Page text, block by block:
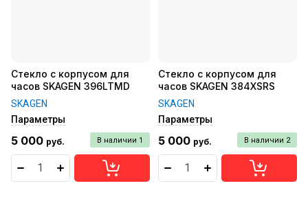
Стекло с корпусом для
часов SKAGEN 396LTMD
SKAGEN
Параметры
В наличии 1
5 000 руб.
Стекло с корпусом для
часов SKAGEN 384XSRS
SKAGEN
Параметры
В наличии 2
5 000 руб.